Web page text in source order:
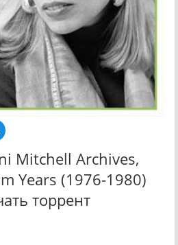
Mitchell Archives,
Years (1976-1980)
торрент